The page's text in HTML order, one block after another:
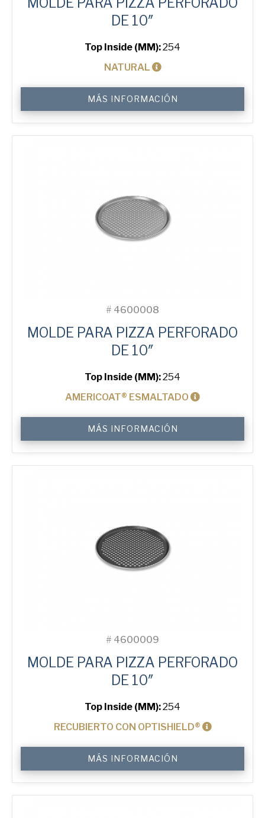
DE 10″
Top Inside (MM):254
NATURAL
Pizza
Tray
cantidad
MÁS INFORMACIÓN
# 4600008
MOLDE PARA PIZZA PERFORADO
DE 10″
Top Inside (MM):254
AMERICOAT® ESMALTADO
Pizza
Tray
cantidad
MÁS INFORMACIÓN
# 4600009
MOLDE PARA PIZZA PERFORADO
DE 10″
Top Inside (MM):254
RECUBIERTO CON OPTISHIELD®
Pizza
Tray
cantidad
MÁS INFORMACIÓN